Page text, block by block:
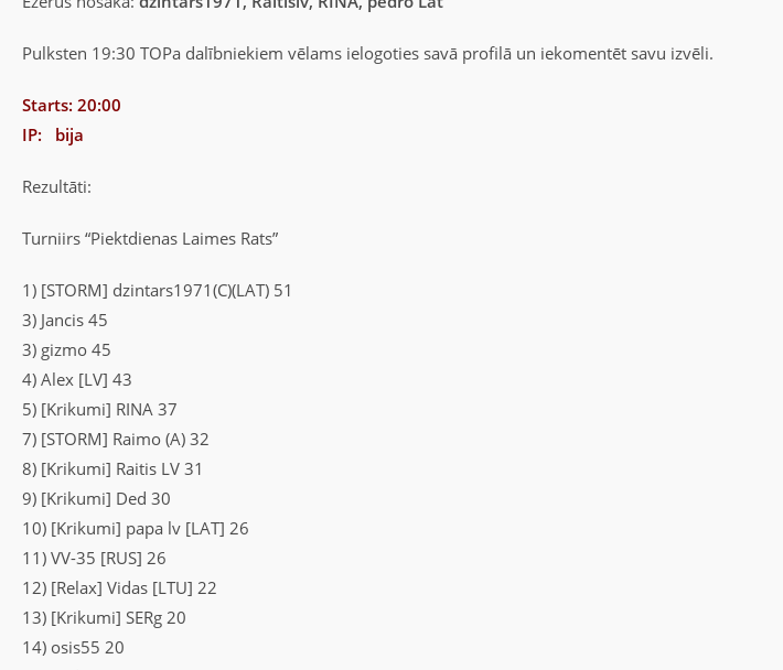
Pulksten 19:30 TOPa dalībniekiem vēlams ielogoties savā profilā un iekomentēt savu izvēli.
Starts: 20:00
IP: bija
Rezultāti:
Turniirs “Piektdienas Laimes Rats”
1) [STORM] dzintars1971(C)(LAT) 51
3) Jancis 45
3) gizmo 45
4) Alex [LV] 43
5) [Krikumi] RINA 37
7) [STORM] Raimo (A) 32
8) [Krikumi] Raitis LV 31
9) [Krikumi] Ded 30
10) [Krikumi] papa lv [LAT] 26
11) VV-35 [RUS] 26
12) [Relax] Vidas [LTU] 22
13) [Krikumi] SERg 20
14) osis55 20